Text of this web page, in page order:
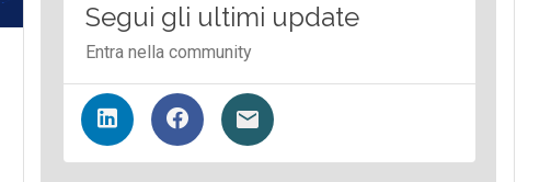
Segui gli ultimi update
Entra nella community